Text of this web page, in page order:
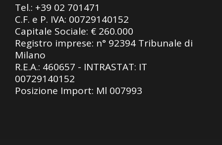
Tel.: +39 02 701471
C.F. e P. IVA: 00729140152
Capitale Sociale: € 260.000
Registro imprese: n° 92394 Tribunale di
Milano
R.E.A.: 460657 - INTRASTAT: IT
00729140152
Posizione Import: Ml 007993